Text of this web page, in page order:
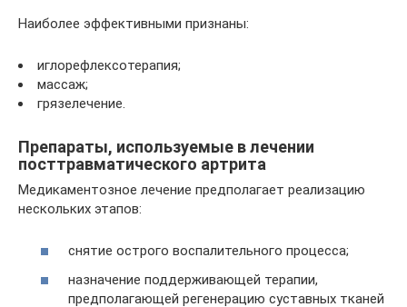
Наиболее эффективными признаны:
иглорефлексотерапия;
массаж;
грязелечение.
Препараты, используемые в лечении
посттравматического артрита
Медикаментозное лечение предполагает реализацию
нескольких этапов:
снятие острого воспалительного процесса;
назначение поддерживающей терапии,
предполагающей регенерацию суставных тканей